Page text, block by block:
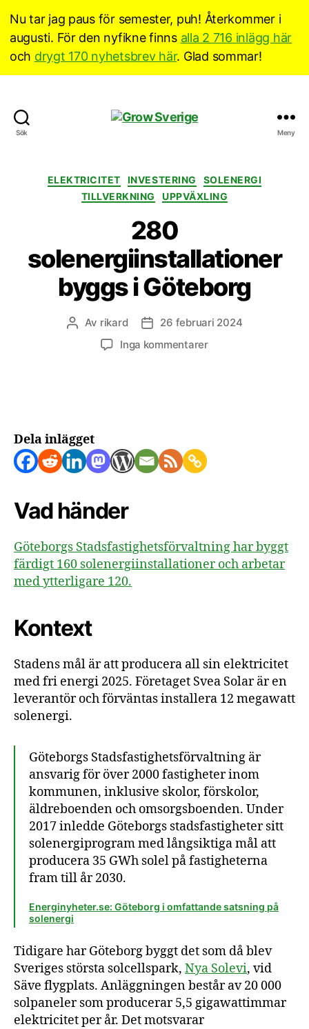
Nu tar jag paus för semester, puh! Återkommer i
augusti. För den nyfikne finns alla 2 716 inlägg här
och drygt 170 nyhetsbrev här. Glad sommar!
Sök Meny
Kategorier
ELEKTRICITET INVESTERING
SOLENERGI
TILLVERKNING
UPPVÄXLING
280
solenergiinstallationer
byggs i Göteborg
Inläggsförfattare
Av rikard Inläggsdatum
26 februari 2024
Inga kommentarertill
Dela inlägget
Vad händer
Göteborgs Stadsfastighetsförvaltning har byggt
färdigt 160 solenergiinstallationer och arbetar
med ytterligare 120.
Kontext
Stadens mål är att producera all sin elektricitet
med fri energi 2025. Företaget Svea Solar är en
leverantör och förväntas installera 12 megawatt
solenergi.
Göteborgs Stadsfastighetsförvaltning är
ansvarig för över 2000 fastigheter inom
kommunen, inklusive skolor, förskolor,
äldreboenden och omsorgsboenden. Under
2017 inledde Göteborgs stadsfastigheter sitt
solenergiprogram med långsiktiga mål att
producera 35 GWh solel på fastigheterna
fram till år 2030.
Energinyheter.se: Göteborg i omfattande satsning på
solenergi
Tidigare har Göteborg byggt det som då blev
Sveriges största solcellspark, Nya Solevi, vid
Säve flygplats. Anläggningen består av 20 000
solpaneler som producerar 5,5 gigawattimmar
elektricitet per år. Det motsvarar